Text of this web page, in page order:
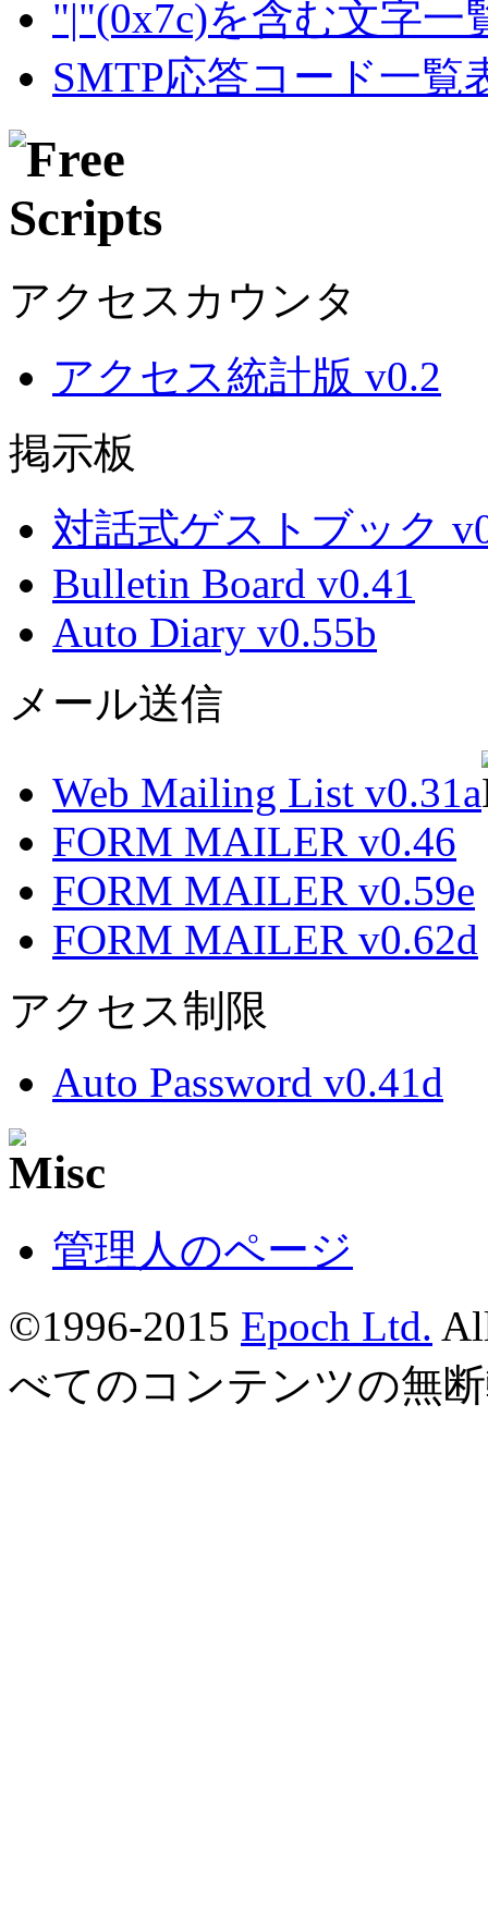
"|"(0x7c)を含む文字一
SMTP応答コード一覧
アクセスカウンタ
アクセス統計版 v0.2
掲示板
対話式ゲストブック
Bulletin Board v0.41
Auto Diary v0.55b
メール送信
Web Mailing List v0.31a
FORM MAILER v0.46
FORM MAILER v0.59e
FORM MAILER v0.62d
アクセス制限
Auto Password v0.41d
管理人のページ
©1996-2015 Epoch Ltd.
べてのコンテンツの無